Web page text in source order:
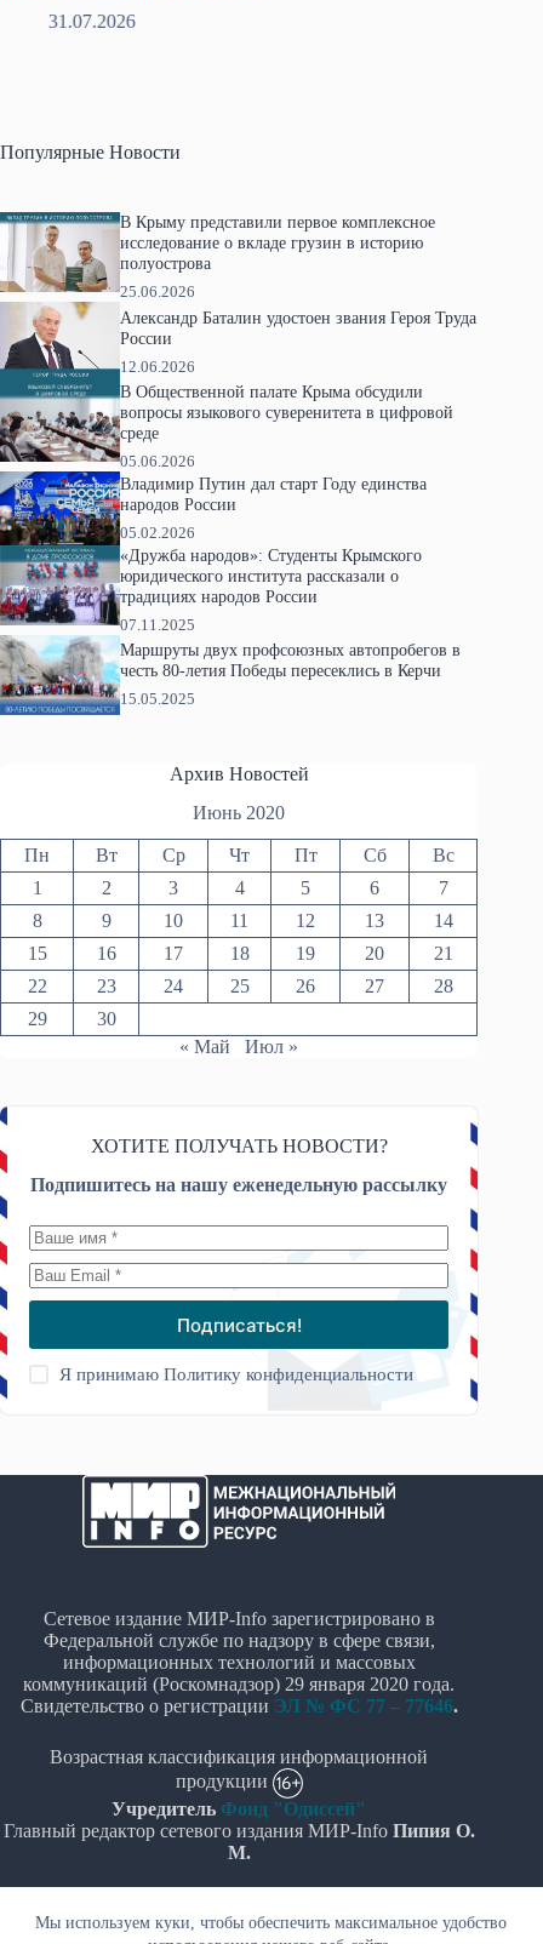
Мы используем куки, чтобы обеспечить максимальное удобство
31.07.2026
Популярные Новости
В Крыму представили первое комплексное
исследование о вкладе грузин в историю
полуострова
25.06.2026
Александр Баталин удостоен звания Героя Труда
России
12.06.2026
В Общественной палате Крыма обсудили
вопросы языкового суверенитета в цифровой
среде
05.06.2026
Владимир Путин дал старт Году единства
народов России
05.02.2026
«Дружба народов»: Студенты Крымского
юридического института рассказали о
традициях народов России
07.11.2025
Маршруты двух профсоюзных автопробегов в
честь 80-летия Победы пересеклись в Керчи
15.05.2025
Архив Новостей
Июнь 2020
Пн Вт Ср Чт Пт Сб
Вс
1
2 3 4 5 6
7
8
9 10 11 12 13
14
15
16 17 18 19 20
21
22
23 24 25 26 27
28
29
30
« Май
Июл »
ХОТИТЕ ПОЛУЧАТЬ НОВОСТИ?
Подпишитесь на нашу еженедельную рассылку
Подписаться!
Я принимаюПолитику конфиденциальности
Сетевое издание МИР-Info зарегистрировано в
Федеральной службе по надзору в сфере связи,
информационных технологий и массовых
коммуникаций (Роскомнадзор) 29 января 2020 года.
Свидетельство о регистрации ЭЛ № ФС 77 – 77646.
Возрастная классификация информационной
продукции
Учредитель Фонд "Одиссей"
Главный редактор сетевого издания МИР-Info Пипия О.
М.
данных